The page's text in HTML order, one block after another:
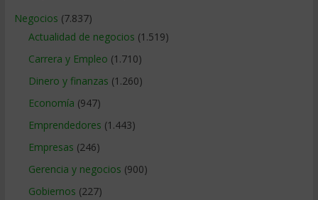
Negocios (7.837)
Actualidad de negocios (1.519)
Carrera y Empleo (1.710)
Dinero y finanzas (1.260)
Economía (947)
Emprendedores (1.443)
Empresas (246)
Gerencia y negocios (900)
Gobiernos (227)